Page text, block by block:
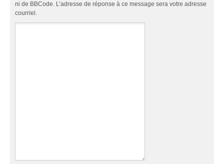
ni de BBCode. L’adresse de réponse à ce message sera votre adresse
courriel.